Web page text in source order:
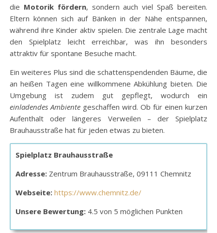
die Motorik fördern, sondern auch viel Spaß bereiten.
Eltern können sich auf Bänken in der Nähe entspannen,
während ihre Kinder aktiv spielen. Die zentrale Lage macht
den Spielplatz leicht erreichbar, was ihn besonders
attraktiv für spontane Besuche macht.
Ein weiteres Plus sind die schattenspendenden Bäume, die
an heißen Tagen eine willkommene Abkühlung bieten. Die
Umgebung ist zudem gut gepflegt, wodurch ein
einladendes Ambiente geschaffen wird. Ob für einen kurzen
Aufenthalt oder längeres Verweilen – der Spielplatz
Brauhausstraße hat für jeden etwas zu bieten.
Spielplatz Brauhausstraße
Adresse: Zentrum Brauhausstraße, 09111 Chemnitz
Webseite: https://www.chemnitz.de/
Unsere Bewertung: 4.5 von 5 möglichen Punkten